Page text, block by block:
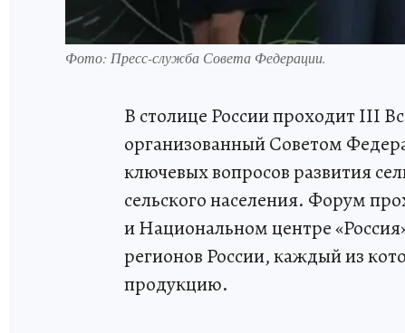
Фото: Пресс-служба Совета Федерации.
В столице России проходит III
организованный Советом
ключевых вопросов развития
сельского населения. Форум
и Национальном центре
регионов России, каждый из
продукцию.